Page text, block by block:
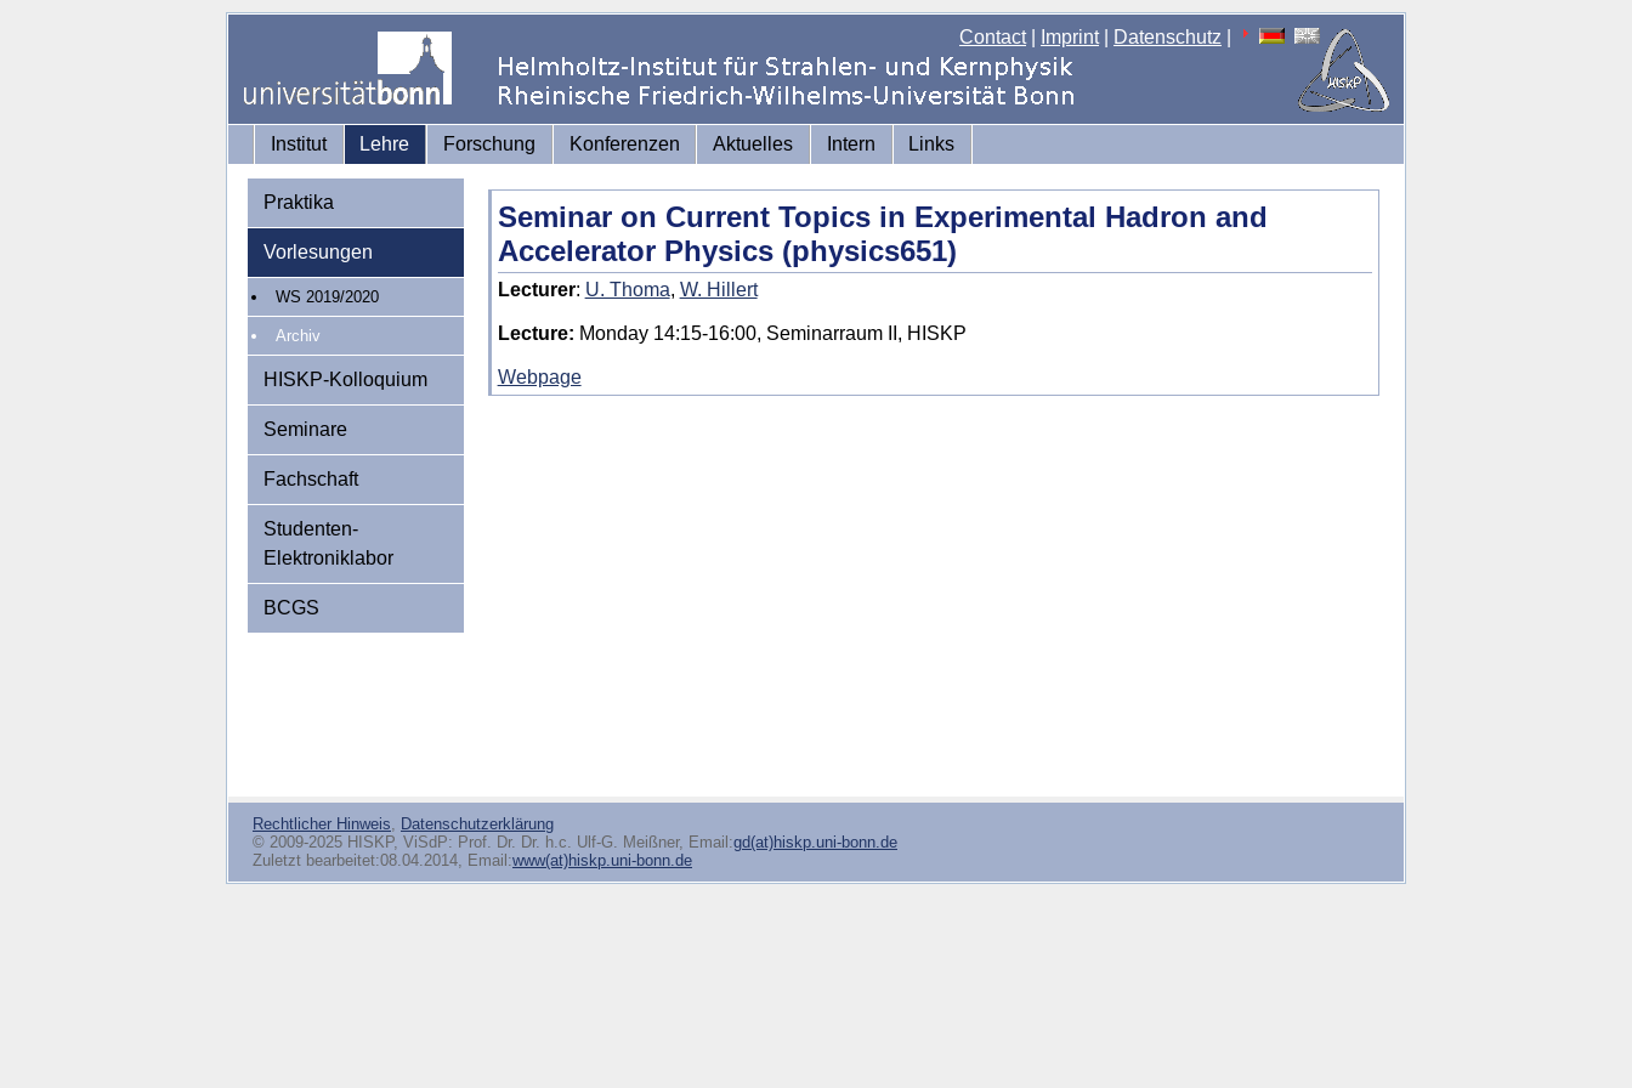
Contact| Imprint| Datenschutz
Institut Lehre Forschung Konferenzen Aktuelles Intern Links
Praktika
Vorlesungen
WS 2019/2020
Archiv
HISKP-Kolloquium
Seminare
Fachschaft
Studenten-
Elektroniklabor
BCGS
Seminar on Current Topics in Experimental Hadron and
Accelerator Physics (physics651)
Lecturer: U. Thoma, W. Hillert
Lecture: Monday 14:15-16:00, Seminarraum II, HISKP
Webpage
Rechtlicher Hinweis, Datenschutzerklärung
© 2009-2025 HISKP, ViSdP: Prof. Dr. Dr. h.c. Ulf-G. Meißner, Email:gd(at)hiskp.uni-bonn.de
Zuletzt bearbeitet:08.04.2014, Email:www(at)hiskp.uni-bonn.de